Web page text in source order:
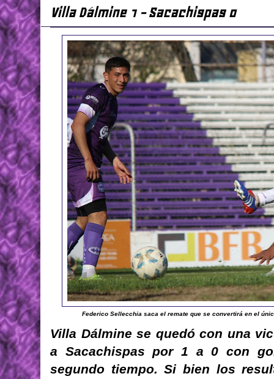
Villa Dálmine 1 - Sacachispas 0
Federico Sellecchia saca el remate que se convertirá en el
Villa Dálmine se quedó con una
a Sacachispas por 1 a 0 con
segundo tiempo. Si bien los